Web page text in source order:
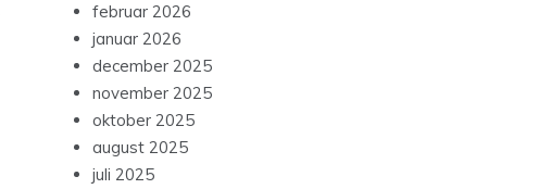
februar 2026
januar 2026
december 2025
november 2025
oktober 2025
august 2025
juli 2025